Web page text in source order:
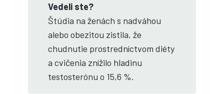
Vedeli ste?
Štúdia na ženách s nadváhou
alebo obezitou zistila, že
chudnutie prostredníctvom diéty
a cvičenia znížilo hladinu
testosterónu o 15,6 %.